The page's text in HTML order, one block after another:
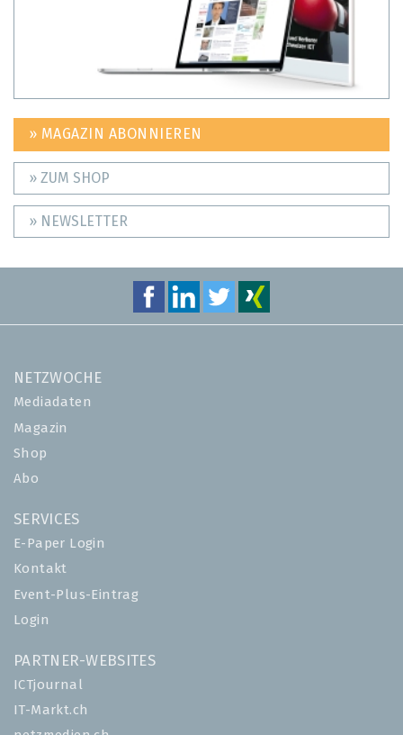
» MAGAZIN ABONNIEREN
» ZUM SHOP
» NEWSLETTER
NETZWOCHE
Mediadaten
Magazin
Shop
Abo
SERVICES
E-Paper Login
Kontakt
Event-Plus-Eintrag
Login
PARTNER-WEBSITES
ICTjournal
IT-Markt.ch